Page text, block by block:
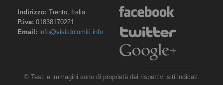
Indirizzo: Trento, Italia
P.iva: 01838170221
Email: info@visitdolomiti.info
© Testi e immagini sono di proprietà dei rispettivi siti indicati.